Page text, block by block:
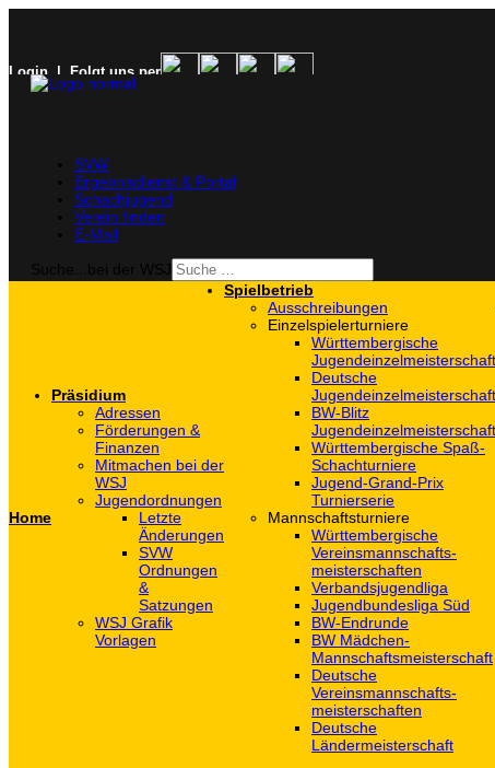
Login | Folgt uns per
SVW
Ergebnisdienst & Portal
Schachjugend
Verein finden
E-Mail
Home
Präsidium
Adressen
Förderungen &
Finanzen
Mitmachen bei der
WSJ
Jugendordnungen
Letzte
Änderungen
SVW
Ordnungen
&
Satzungen
WSJ Grafik
Vorlagen
Spielbetrieb
Ausschreibungen
Einzelspielerturniere
Württembergische
Deutsche
BW-Blitz
Württembergische Spaß-
Schachturniere
Jugend-Grand-Prix
Turnierserie
Mannschaftsturniere
Württembergische
Vereinsmannschafts-
meisterschaften
Verbandsjugendliga
Jugendbundesliga Süd
BW-Endrunde
BW Mädchen-
Mannschaftsmeisterschaft
Deutsche
Vereinsmannschafts-
meisterschaften
Deutsche
Ländermeisterschaft